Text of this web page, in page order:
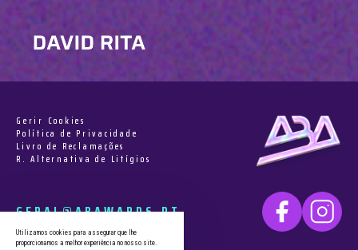
GERAL@ABAWARDS.PT
Gerir Cookies
Política de Privacidade
Livro de Reclamações
R. Alternativa de Litígios
Utilizamos cookies para assegurar que lhe
proporcionamos a melhor experiência no nosso site.